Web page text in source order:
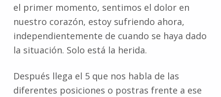
el primer momento, sentimos el dolor en
nuestro corazón, estoy sufriendo ahora,
independientemente de cuando se haya dado
la situación. Solo está la herida.
Después llega el 5 que nos habla de las
diferentes posiciones o postras frente a ese